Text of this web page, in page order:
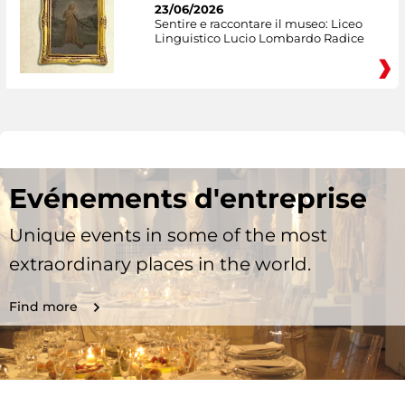
23/06/2026
Sentire e raccontare il museo: Liceo
Linguistico Lucio Lombardo Radice
Evénements d'entreprise
Unique events in some of the most
extraordinary places in the world.
Find more